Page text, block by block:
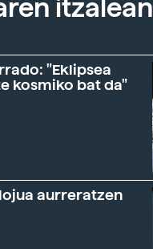
itzalean
"Eklipsea
kosmiko bat da"
aurreratzen